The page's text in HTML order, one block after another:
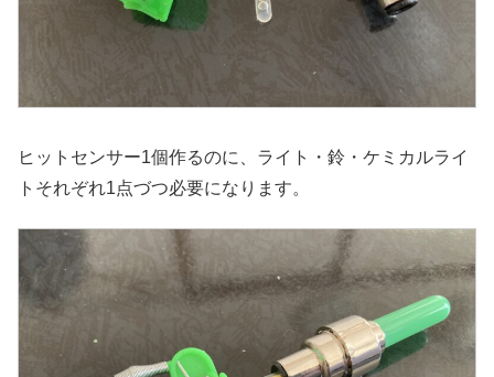
ヒットセンサー1個作るのに、ライト・鈴・ケミカルライ
トそれぞれ1点づつ必要になります。